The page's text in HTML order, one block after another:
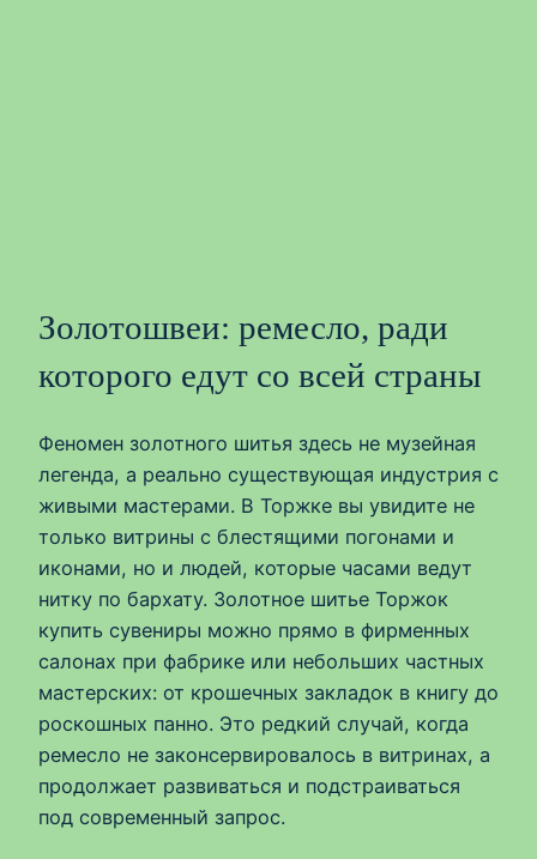
Золотошвеи: ремесло, ради
которого едут со всей страны
Феномен золотного шитья здесь не музейная
легенда, а реально существующая индустрия с
живыми мастерами. В Торжке вы увидите не
только витрины с блестящими погонами и
иконами, но и людей, которые часами ведут
нитку по бархату. Золотное шитье Торжок
купить сувениры можно прямо в фирменных
салонах при фабрике или небольших частных
мастерских: от крошечных закладок в книгу до
роскошных панно. Это редкий случай, когда
ремесло не законсервировалось в витринах, а
продолжает развиваться и подстраиваться
под современный запрос.